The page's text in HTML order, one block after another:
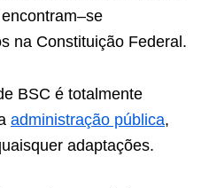
na Constituição Federal.
BSC é totalmente
administração pública,
adaptações.